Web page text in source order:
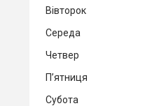
Вівторок
Середа
Четвер
Пʼятниця
Субота